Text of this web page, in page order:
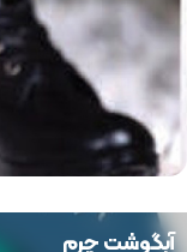
آبگوشت چرم